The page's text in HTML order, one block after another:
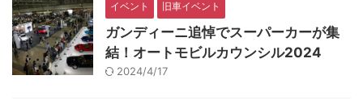
イベント 旧車イベント
ガンディーニ追悼でスーパーカーが集
結！オートモビルカウンシル2024
2024/4/17